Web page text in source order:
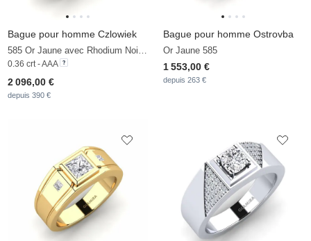
Bague pour homme Czlowiek
585 Or Jaune avec Rhodium Noir & Diamant Noir
0.36 crt - AAA
2 096,00 €
depuis 390 €
Bague pour homme Ostrovba
Or Jaune 585
1 553,00 €
depuis 263 €